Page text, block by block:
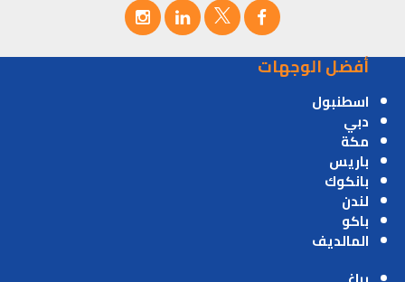
أفضل الوجهات
اسطنبول
دبي
مكة
باريس
بانكوك
لندن
باكو
المالديف